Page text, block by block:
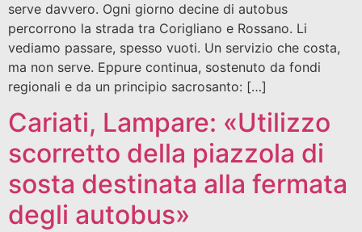
serve davvero. Ogni giorno decine di autobus
percorrono la strada tra Corigliano e Rossano. Li
vediamo passare, spesso vuoti. Un servizio che costa,
ma non serve. Eppure continua, sostenuto da fondi
regionali e da un principio sacrosanto: […]
Cariati, Lampare: «Utilizzo
scorretto della piazzola di
sosta destinata alla fermata
degli autobus»